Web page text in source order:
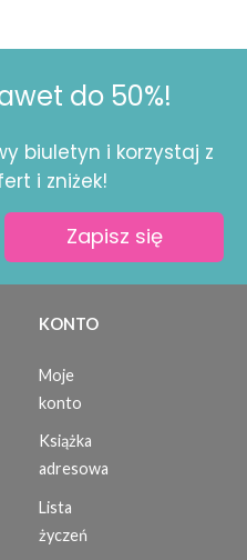
do 50%!
biuletyn i korzystaj z
i zniżek!
Zapisz się
KONTO
Moje
konto
Książka
adresowa
Lista
życzeń